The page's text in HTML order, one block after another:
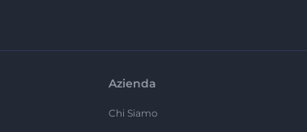
Azienda
Chi Siamo